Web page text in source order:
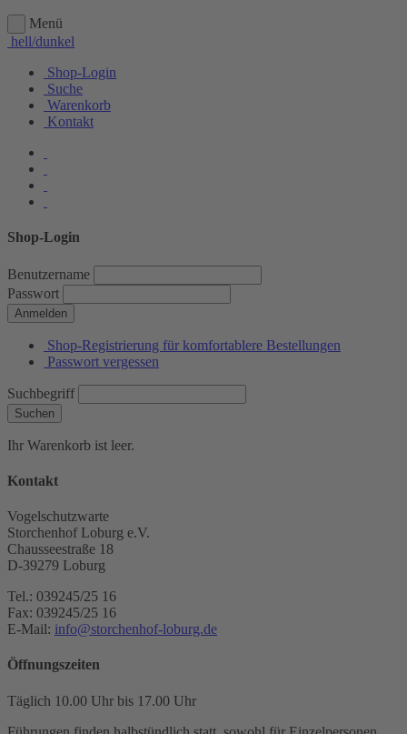
Menü
hell/dunkel
Shop-Login
Suche
Warenkorb
Kontakt
Shop-Login
Benutzername
Passwort
Anmelden
Shop-Registrierung für komfortablere Bestellungen
Passwort vergessen
Suchbegriff
Suchen
Ihr Warenkorb ist leer.
Kontakt
Vogelschutzwarte
Storchenhof Loburg e.V.
Chausseestraße 18
D-39279 Loburg
Tel.: 039245/25 16
Fax: 039245/25 16
E-Mail: info@storchenhof-loburg.de
Öffnungszeiten
Täglich 10.00 Uhr bis 17.00 Uhr